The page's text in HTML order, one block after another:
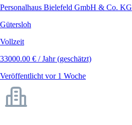
Personalhaus Bielefeld GmbH & Co. KG
Gütersloh
Vollzeit
33000.00 € / Jahr (geschätzt)
Veröffentlicht vor 1 Woche